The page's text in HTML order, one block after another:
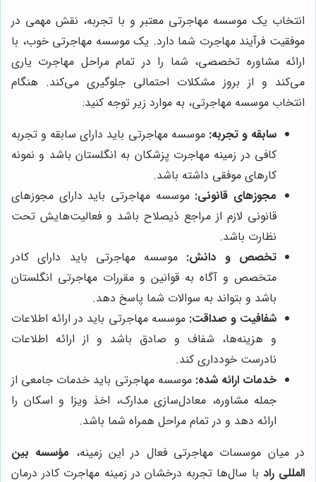
انتخاب یک موسسه مهاجرتی معتبر و با تجربه، نقش مهمی در
موفقیت فرآیند مهاجرت شما دارد. یک موسسه مهاجرتی خوب، با
ارائه مشاوره تخصصی، شما را در تمام مراحل مهاجرت یاری
می‌کند و از بروز مشکلات احتمالی جلوگیری می‌کند. هنگام
انتخاب موسسه مهاجرتی، به موارد زیر توجه کنید:
سابقه و تجربه: موسسه مهاجرتی باید دارای سابقه و تجربه
کافی در زمینه مهاجرت پزشکان به انگلستان باشد و نمونه
کارهای موفقی داشته باشد.
مجوزهای قانونی: موسسه مهاجرتی باید دارای مجوزهای
قانونی لازم از مراجع ذیصلاح باشد و فعالیت‌هایش تحت
نظارت باشد.
تخصص و دانش: موسسه مهاجرتی باید دارای کادر
متخصص و آگاه به قوانین و مقررات مهاجرتی انگلستان
باشد و بتواند به سوالات شما پاسخ دهد.
شفافیت و صداقت: موسسه مهاجرتی باید در ارائه اطلاعات
و هزینه‌ها، شفاف و صادق باشد و از ارائه اطلاعات
نادرست خودداری کند.
خدمات ارائه شده: موسسه مهاجرتی باید خدمات جامعی از
جمله مشاوره، معادل‌سازی مدارک، اخذ ویزا و اسکان را
ارائه دهد و در تمام مراحل همراه شما باشد.
در میان موسسات مهاجرتی فعال در این زمینه، مؤسسه بین
المللی راد با سال‌ها تجربه درخشان در زمینه مهاجرت کادر درمان